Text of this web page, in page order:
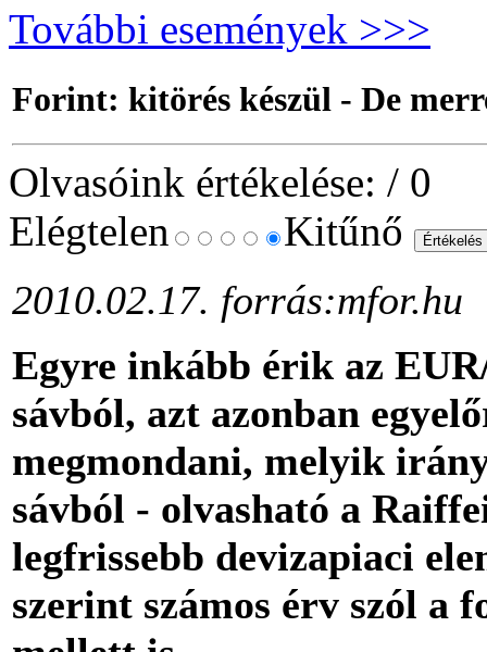
További események >>>
Forint: kitörés készül - De
Olvasóink értékelése: / 0
Elégtelen
Kitűnő
2010.02.17. forrás:mfor.hu
Egyre inkább érik az
sávból, azt azonban
megmondani, melyik
sávból - olvasható a
legfrissebb devizapiaci
szerint számos érv szól a